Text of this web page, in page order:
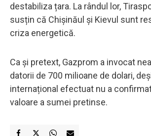
destabiliza țara. La rândul lor,
susțin că Chișinăul și Kievul sunt
criza energetică.
Ca și pretext, Gazprom a invocat
datorii de 700 milioane de dolari,
internațional efectuat nu a
valoare a sumei pretinse.